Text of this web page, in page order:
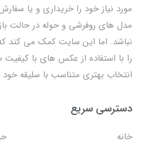
مورد نیاز خود را خریداری و یا
مدل های روفرشی و حوله در حالت
نباشد. اما این سایت کمک می کند
را با استفاده از عکس های با کیفیت
انتخاب بهتری متناسب با سلیقه خود
دسترسی سریع
خانه